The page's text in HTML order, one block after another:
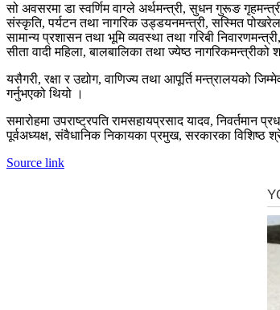
सो अवसरमा डा स्वर्णिम वाग्ले अर्थमन्त्री, सुधन गुरूङ
संस्कृति, पर्यटन तथा नागरिक उड्डयनमन्त्री, सस्मित पोखरेल
सामान्य प्रशासन तथा भूमि व्यवस्था तथा गरिबी
सीता वादी महिला, बालबालिका तथा ज्येष्ठ
यसैगरी, रक्षा र उद्योग, वाणिज्य तथा आपूर्ति मन्त्रालयको
गर्नुभएको थियो ।
समारोहमा उपराष्ट्रपति रामसहायप्रसाद यादव, निवर्तमान
पूर्वअध्यक्ष, संवैधानिक निकायका प्रमुख, सरकारका विशिष्ठ
Source link